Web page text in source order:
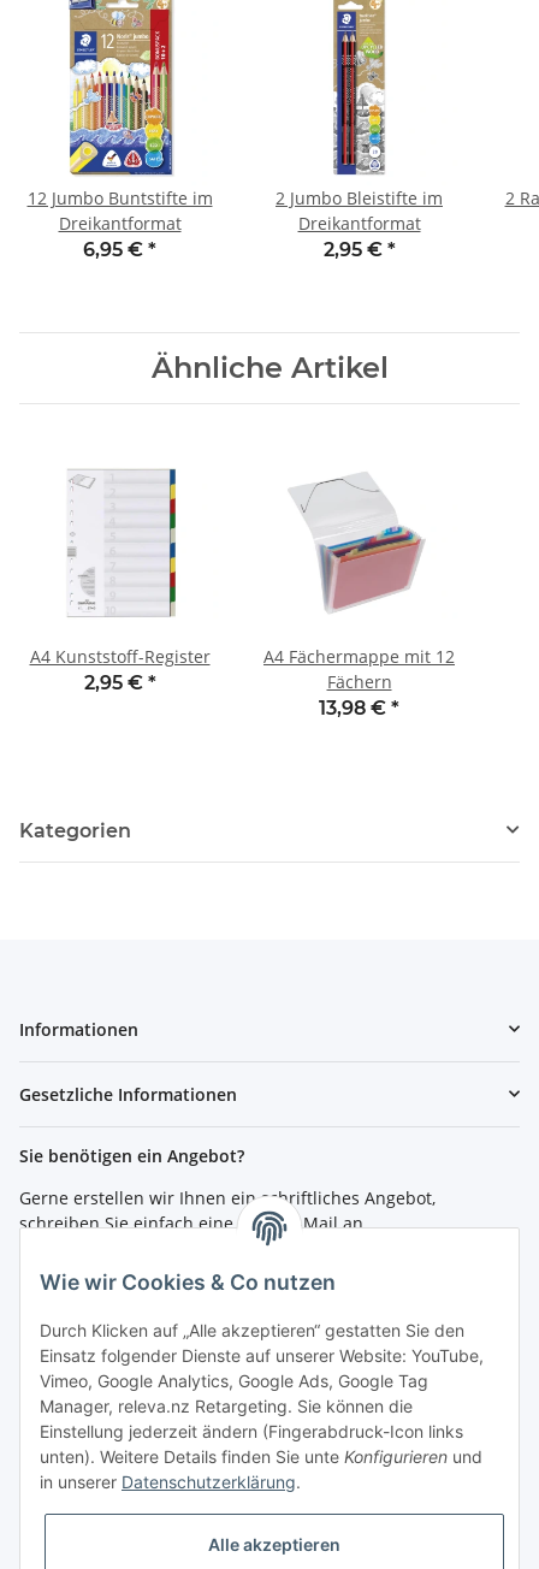
12 Jumbo Buntstifte im
Dreikantformat
6,95 € *
2 Jumbo Bleistifte im
Dreikantformat
2,95 € *
2
Ähnliche Artikel
A4 Kunststoff-Register
2,95 € *
A4 Fächermappe mit 12
Fächern
13,98 € *
Kategorien
Informationen
Gesetzliche Informationen
Sie benötigen ein Angebot?
Gerne erstellen wir Ihnen ein schriftliches Angebot,
schreiben Sie einfach eine kurze E-Mail an
Bestellen per Fax oder Tel:
Tel.: 0261 / 50089561
Fax: 0261 / 50089555
So erreichen Sie uns
Shop.4teachers.de
Maximinstraße 1
56072 Koblenz
Tel.: 0261 / 50089561
Wie wir Cookies & Co nutzen
Durch Klicken auf „Alle akzeptieren“ gestatten Sie den
Einsatz folgender Dienste auf unserer Website: YouTube,
Vimeo, Google Analytics, Google Ads, Google Tag
Manager, releva.nz Retargeting. Sie können die
Einstellung jederzeit ändern (Fingerabdruck-Icon links
unten). Weitere Details finden Sie unte Konfigurieren und
in unserer Datenschutzerklärung.
Alle akzeptieren